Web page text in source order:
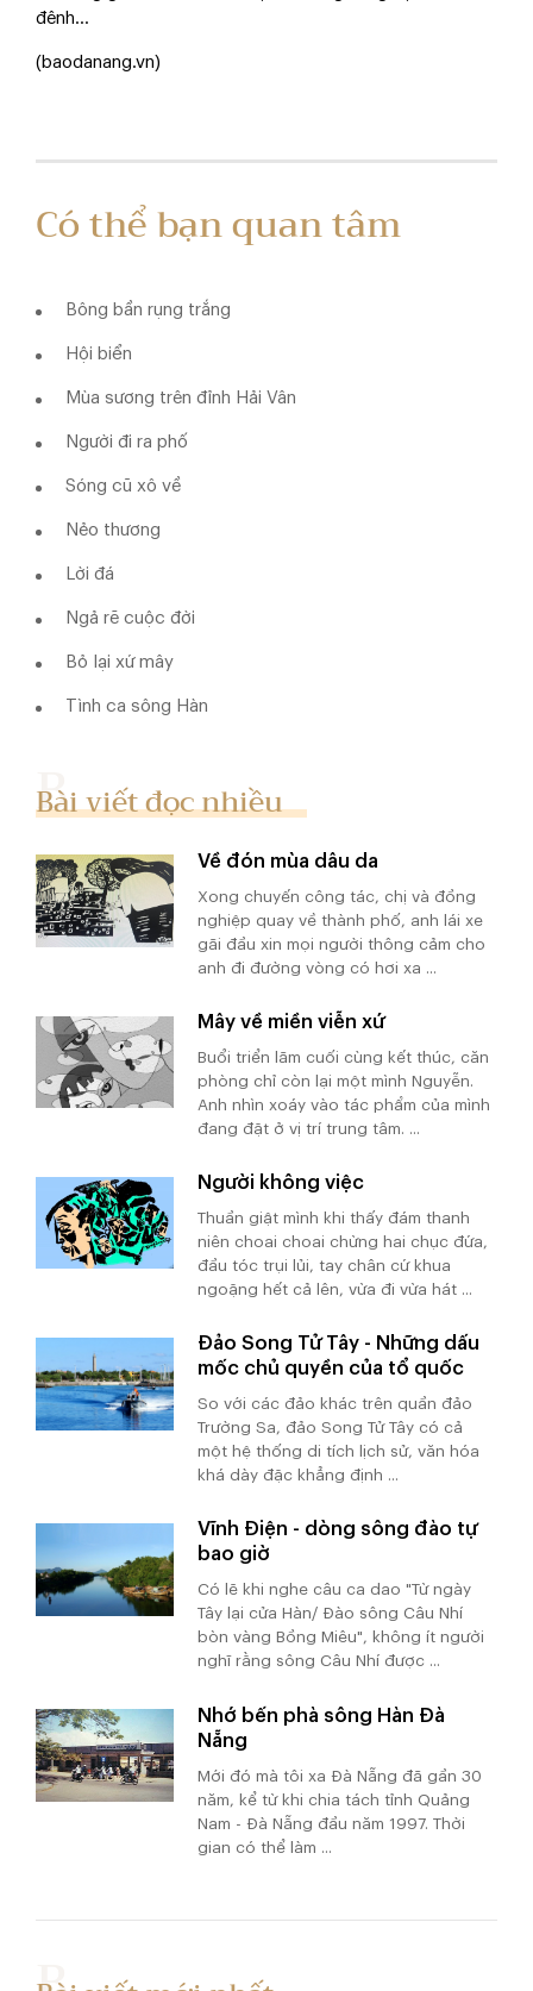
đênh…
(baodanang.vn)
Có thể bạn quan tâm
Bông bần rụng trắng
Hội biển
Mùa sương trên đỉnh Hải Vân
Người đi ra phố
Sóng cũ xô về
Nẻo thương
Lời đá
Ngả rẽ cuộc đời
Bỏ lại xứ mây
Tình ca sông Hàn
Bài viết đọc nhiều
Về đón mùa dâu da
Xong chuyến công tác, chị và đồng
nghiệp quay về thành phố, anh lái xe
gãi đầu xin mọi người thông cảm cho
anh đi đường vòng có hơi xa ...
Mây về miền viễn xứ
Buổi triển lãm cuối cùng kết thúc, căn
phòng chỉ còn lại một mình Nguyễn.
Anh nhìn xoáy vào tác phẩm của mình
đang đặt ở vị trí trung tâm. ...
Người không việc
Thuần giật mình khi thấy đám thanh
niên choai choai chừng hai chục đứa,
đầu tóc trụi lủi, tay chân cứ khua
ngoặng hết cả lên, vừa đi vừa hát ...
Đảo Song Tử Tây - Những dấu
mốc chủ quyền của tổ quốc
So với các đảo khác trên quần đảo
Trường Sa, đảo Song Tử Tây có cả
một hệ thống di tích lịch sử, văn hóa
khá dày đặc khẳng định ...
Vĩnh Điện - dòng sông đào tự
bao giờ
Có lẽ khi nghe câu ca dao "Từ ngày
Tây lại cửa Hàn/ Đào sông Câu Nhí
bòn vàng Bồng Miêu", không ít người
nghĩ rằng sông Câu Nhí được ...
Nhớ bến phà sông Hàn Đà
Nẵng
Mới đó mà tôi xa Đà Nẵng đã gần 30
năm, kể từ khi chia tách tỉnh Quảng
Nam - Đà Nẵng đầu năm 1997. Thời
gian có thể làm ...